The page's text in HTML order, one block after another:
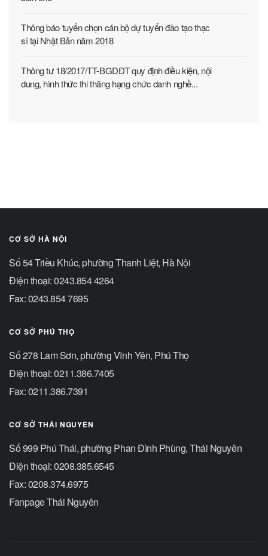
Thông báo tuyển chọn cán bộ dự tuyển đào tạo thạc
sĩ tại Nhật Bản năm 2018
Thông tư 18/2017/TT-BGDĐT quy định điều kiện, nội
dung, hình thức thi thăng hạng chức danh nghề...
CƠ SỞ HÀ NỘI
Số 54 Triều Khúc, phường Thanh Liệt, Hà Nội
Điện thoại: 0243.854 4264
Fax: 0243.854 7695
CƠ SỞ PHÚ THỌ
Số 278 Lam Sơn, phường Vĩnh Yên, Phú Thọ
Điện thoại: 0211.386.7405
Fax: 0211.386.7391
CƠ SỞ THÁI NGUYÊN
Số 999 Phú Thái, phường Phan Đình Phùng, Thái Nguyên
Điện thoại: 0208.385.6545
Fax: 0208.374.6975
Fanpage Thái Nguyên